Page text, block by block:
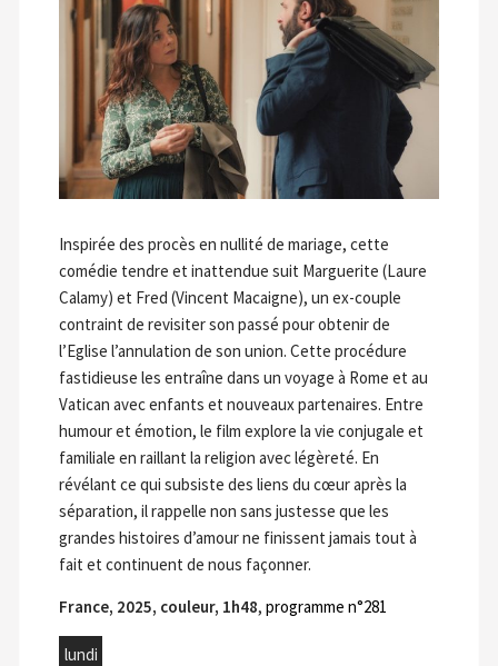
Inspirée des procès en nullité de mariage, cette
comédie tendre et inattendue suit Marguerite (Laure
Calamy) et Fred (Vincent Macaigne), un ex-couple
contraint de revisiter son passé pour obtenir de
l’Eglise l’annulation de son union. Cette procédure
fastidieuse les entraîne dans un voyage à Rome et au
Vatican avec enfants et nouveaux partenaires. Entre
humour et émotion, le film explore la vie conjugale et
familiale en raillant la religion avec légèreté. En
révélant ce qui subsiste des liens du cœur après la
séparation, il rappelle non sans justesse que les
grandes histoires d’amour ne finissent jamais tout à
fait et continuent de nous façonner.
France, 2025, couleur, 1h48, programme n°281
lundi